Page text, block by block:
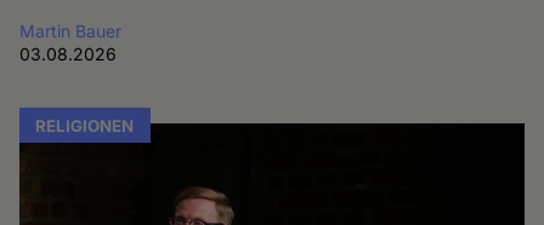
Martin Bauer
03.08.2026
RELIGIONEN